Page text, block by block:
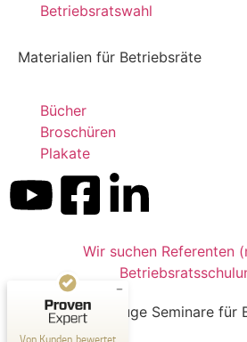
Betriebsratswahl
Materialien für Betriebsräte
Bücher
Broschüren
Plakate
Wir suchen Referenten
© 2026 Dr. Kluge Seminare für
Von Kunden bewertet
Kundenbewertungen und Erfahrungen zu
Dr. Kluge Seminare
Empfehlungen auf
SEHR GUT
199
ProvenExpert.com
659
Bewertungen von
anderen Quellen